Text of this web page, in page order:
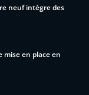
neuf intègre des
mise en place en